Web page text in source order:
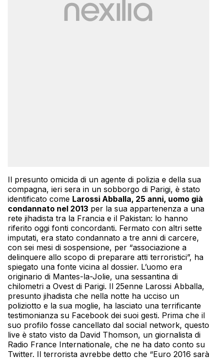
Il presunto omicida di un agente di polizia e della sua
compagna, ieri sera in un sobborgo di Parigi, è stato
identificato come Larossi Abballa, 25 anni, uomo già
condannato nel 2013 per la sua appartenenza a una
rete jihadista tra la Francia e il Pakistan: lo hanno
riferito oggi fonti concordanti. Fermato con altri sette
imputati, era stato condannato a tre anni di carcere,
con sei mesi di sospensione, per “associazione a
delinquere allo scopo di preparare atti terroristici”, ha
spiegato una fonte vicina al dossier. L’uomo era
originario di Mantes-la-Jolie, una sessantina di
chilometri a Ovest di Parigi. Il 25enne Larossi Abballa,
presunto jihadista che nella notte ha ucciso un
poliziotto e la sua moglie, ha lasciato una terrificante
testimonianza su Facebook dei suoi gesti. Prima che il
suo profilo fosse cancellato dal social network, questo
live è stato visto da David Thomson, un giornalista di
Radio France Internationale, che ne ha dato conto su
Twitter. Il terrorista avrebbe detto che “Euro 2016 sarà